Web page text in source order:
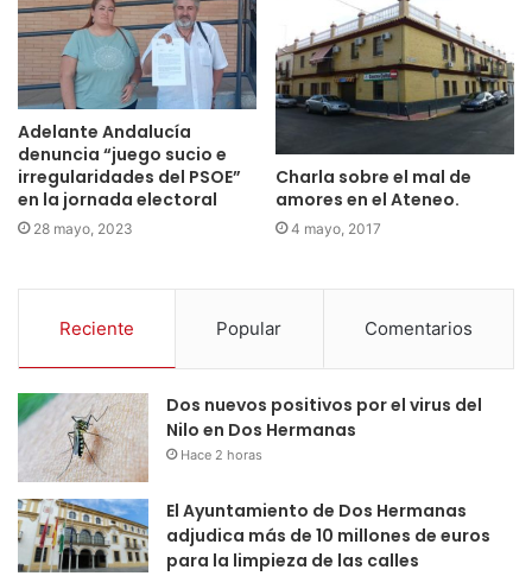
Adelante Andalucía
denuncia “juego sucio e
irregularidades del PSOE”
en la jornada electoral
28 mayo, 2023
Charla sobre el mal de
amores en el Ateneo.
4 mayo, 2017
Reciente Popular Comentarios
Dos nuevos positivos por el virus del
Nilo en Dos Hermanas
Hace 2 horas
El Ayuntamiento de Dos Hermanas
adjudica más de 10 millones de euros
para la limpieza de las calles